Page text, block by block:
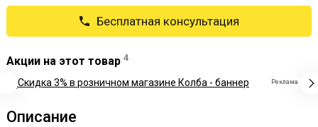
Бесплатная консультация
Акции на этот товар 4
Реклама
Описание